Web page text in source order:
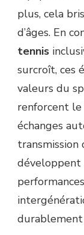
plus, cela
d’âges. En
tennis
surcroît, ces
valeurs du
renforcent
échanges
transmission
développent